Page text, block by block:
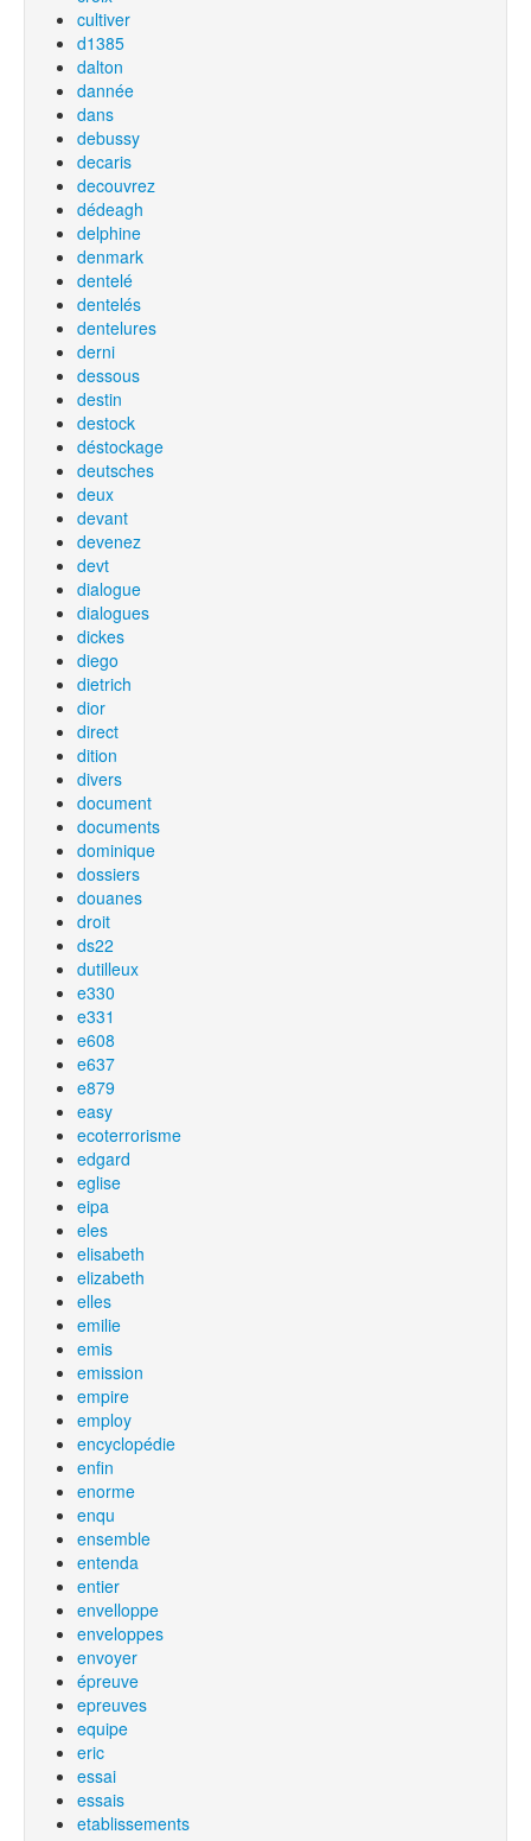
cultiver
d1385
dalton
dannée
dans
debussy
decaris
decouvrez
dédeagh
delphine
denmark
dentelé
dentelés
dentelures
derni
dessous
destin
destock
déstockage
deutsches
deux
devant
devenez
devt
dialogue
dialogues
dickes
diego
dietrich
dior
direct
dition
divers
document
documents
dominique
dossiers
douanes
droit
ds22
dutilleux
e330
e331
e608
e637
e879
easy
ecoterrorisme
edgard
eglise
eipa
eles
elisabeth
elizabeth
elles
emilie
emis
emission
empire
employ
encyclopédie
enfin
enorme
enqu
ensemble
entenda
entier
envelloppe
enveloppes
envoyer
épreuve
epreuves
equipe
eric
essai
essais
etablissements